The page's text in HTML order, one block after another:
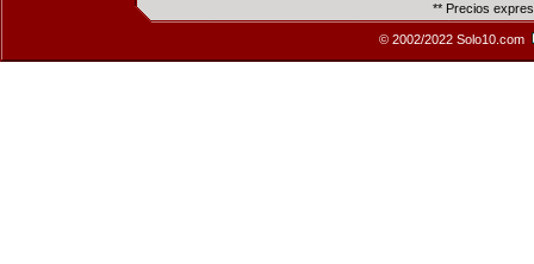
** Precios
© 2002/2022 Solo10.com